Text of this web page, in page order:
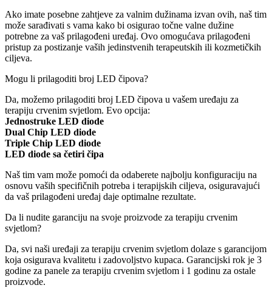
Ako imate posebne zahtjeve za valnim dužinama izvan ovih, naš tim
može sarađivati s vama kako bi osigurao točne valne dužine
potrebne za vaš prilagođeni uređaj. Ovo omogućava prilagođeni
pristup za postizanje vaših jedinstvenih terapeutskih ili kozmetičkih
ciljeva.
Mogu li prilagoditi broj LED čipova?
Da, možemo prilagoditi broj LED čipova u vašem uređaju za
terapiju crvenim svjetlom. Evo opcija:
Jednostruke LED diode
Dual Chip LED diode
Triple Chip LED diode
LED diode sa četiri čipa
Naš tim vam može pomoći da odaberete najbolju konfiguraciju na
osnovu vaših specifičnih potreba i terapijskih ciljeva, osiguravajući
da vaš prilagođeni uređaj daje optimalne rezultate.
Da li nudite garanciju na svoje proizvode za terapiju crvenim
svjetlom?
Da, svi naši uređaji za terapiju crvenim svjetlom dolaze s garancijom
koja osigurava kvalitetu i zadovoljstvo kupaca. Garancijski rok je 3
godine za panele za terapiju crvenim svjetlom i 1 godinu za ostale
proizvode.